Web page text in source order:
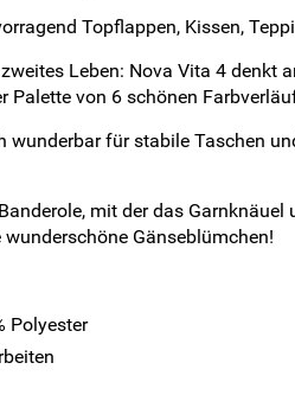
Topflappen, Kissen,
Leben: Nova Vita 4 denkt
Palette von 6 schönen
für stabile Taschen
mit der das
Gänseblümchen!
Polyester